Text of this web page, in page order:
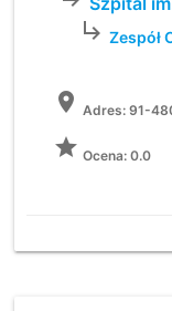
subdirectory_arrow_right Zespół
location_on Adres:91-
grade Ocena: 0.0